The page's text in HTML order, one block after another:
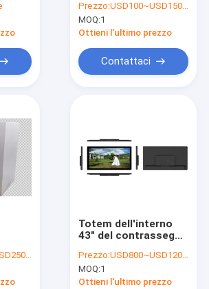
lan
pagina aperta con il
CMS Android della
rete 4G a 10,1 pollici
Prezzo:USD100~USD1500/pc
MOQ:1
Ottieni l'ultimo prezzo
Contattaci
del
pc
Totem dell'interno
43" del contrassegno
LCD memoria del
cavalletto
1920*1080P 8GB
Prezzo:USD800~USD1200/pc
MOQ:1
Ottieni l'ultimo prezzo